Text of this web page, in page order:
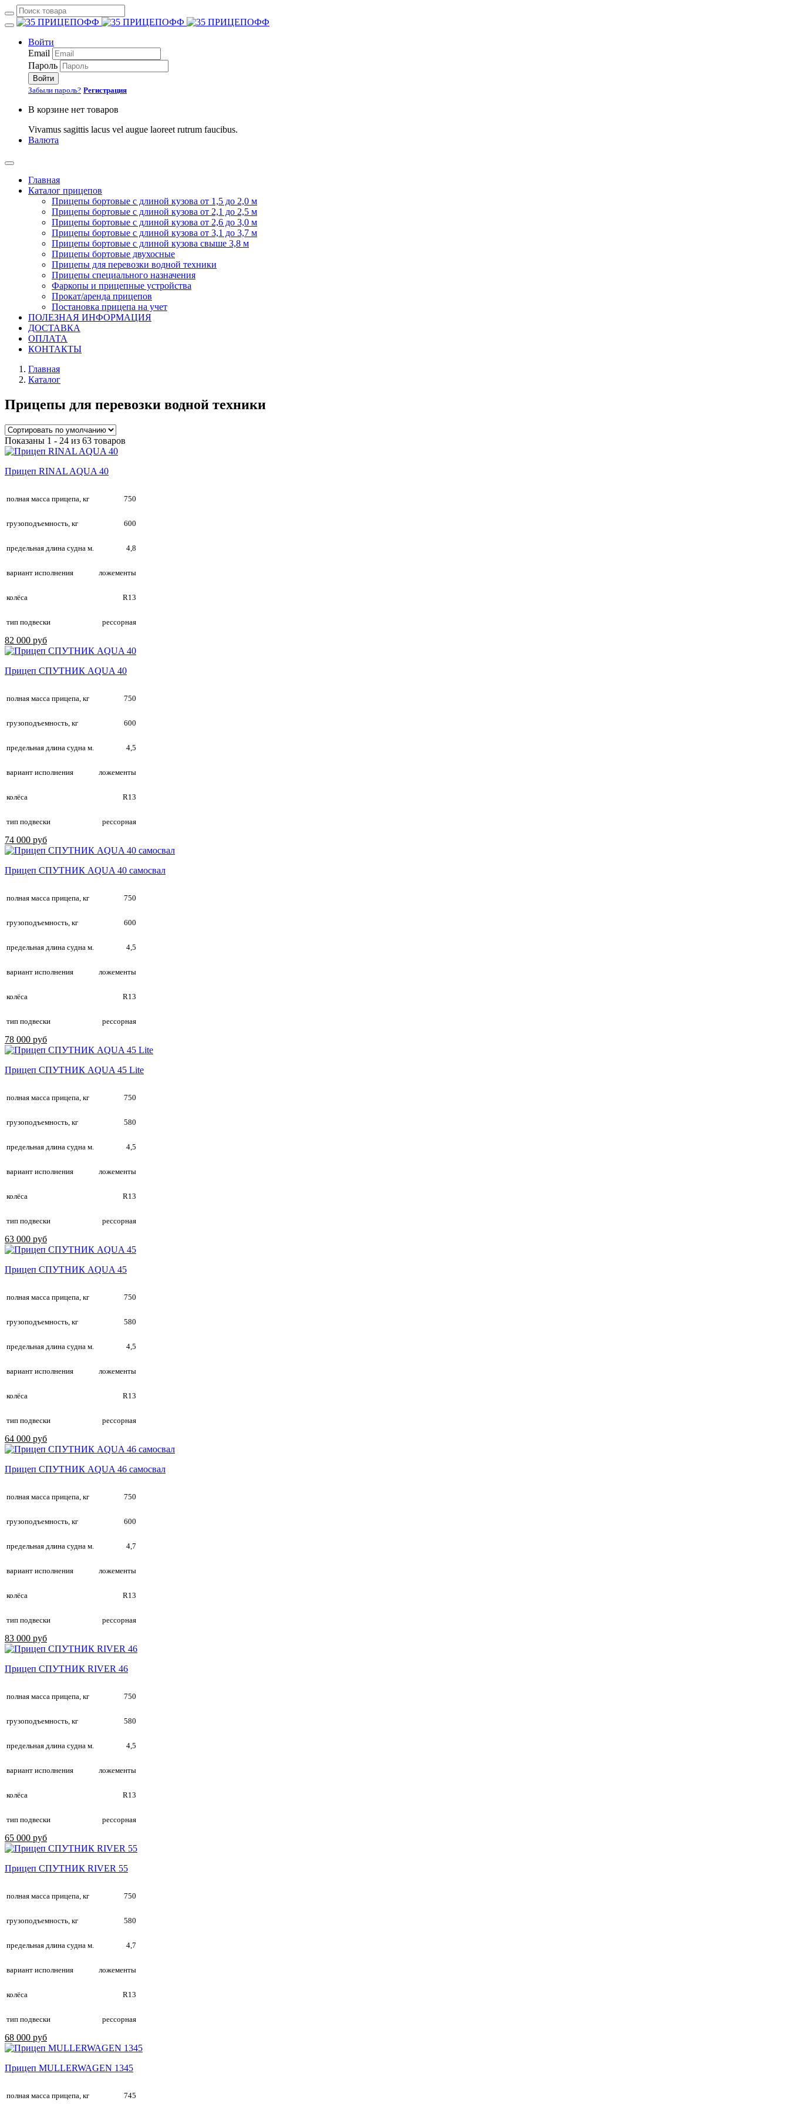
Войти
Email
Пароль
Войти
Забыли пароль? Регистрация
В корзине нет товаров
Vivamus sagittis lacus vel augue laoreet rutrum faucibus.
Валюта
Главная
Каталог прицепов
Прицепы бортовые с длиной кузова от 1,5 до 2,0 м
Прицепы бортовые с длиной кузова от 2,1 до 2,5 м
Прицепы бортовые с длиной кузова от 2,6 до 3,0 м
Прицепы бортовые с длиной кузова от 3,1 до 3,7 м
Прицепы бортовые с длиной кузова свыше 3,8 м
Прицепы бортовые двухосные
Прицепы для перевозки водной техники
Прицепы специального назначения
Фаркопы и прицепные устройства
Прокат/аренда прицепов
Постановка прицепа на учет
ПОЛЕЗНАЯ ИНФОРМАЦИЯ
ДОСТАВКА
ОПЛАТА
КОНТАКТЫ
Главная
Каталог
Прицепы для перевозки водной техники
Показаны 1 - 24 из 63 товаров
Прицеп RINAL AQUA 40
полная масса прицепа, кг 750
грузоподъемность, кг 600
предельная длина судна м. 4,8
вариант исполнения ложементы
колёса R13
тип подвески рессорная
82 000 руб
Прицеп СПУТНИК AQUA 40
полная масса прицепа, кг 750
грузоподъемность, кг 600
предельная длина судна м. 4,5
вариант исполнения ложементы
колёса R13
тип подвески рессорная
74 000 руб
Прицеп СПУТНИК AQUA 40 самосвал
полная масса прицепа, кг 750
грузоподъемность, кг 600
предельная длина судна м. 4,5
вариант исполнения ложементы
колёса R13
тип подвески рессорная
78 000 руб
Прицеп СПУТНИК AQUA 45 Lite
полная масса прицепа, кг 750
грузоподъемность, кг 580
предельная длина судна м. 4,5
вариант исполнения ложементы
колёса R13
тип подвески рессорная
63 000 руб
Прицеп СПУТНИК AQUA 45
полная масса прицепа, кг 750
грузоподъемность, кг 580
предельная длина судна м. 4,5
вариант исполнения ложементы
колёса R13
тип подвески рессорная
64 000 руб
Прицеп СПУТНИК AQUA 46 самосвал
полная масса прицепа, кг 750
грузоподъемность, кг 600
предельная длина судна м. 4,7
вариант исполнения ложементы
колёса R13
тип подвески рессорная
83 000 руб
Прицеп СПУТНИК RIVER 46
полная масса прицепа, кг 750
грузоподъемность, кг 580
предельная длина судна м. 4,5
вариант исполнения ложементы
колёса R13
тип подвески рессорная
65 000 руб
Прицеп СПУТНИК RIVER 55
полная масса прицепа, кг 750
грузоподъемность, кг 580
предельная длина судна м. 4,7
вариант исполнения ложементы
колёса R13
тип подвески рессорная
68 000 руб
Прицеп MULLERWAGEN 1345
полная масса прицепа, кг 745